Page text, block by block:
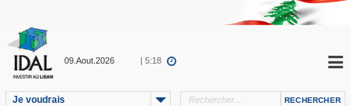
09.Aout.2026 | 5:18
Je voudrais